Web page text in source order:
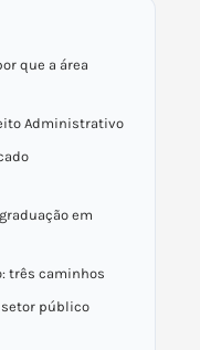
que a área
Administrativo
em
três caminhos
setor público